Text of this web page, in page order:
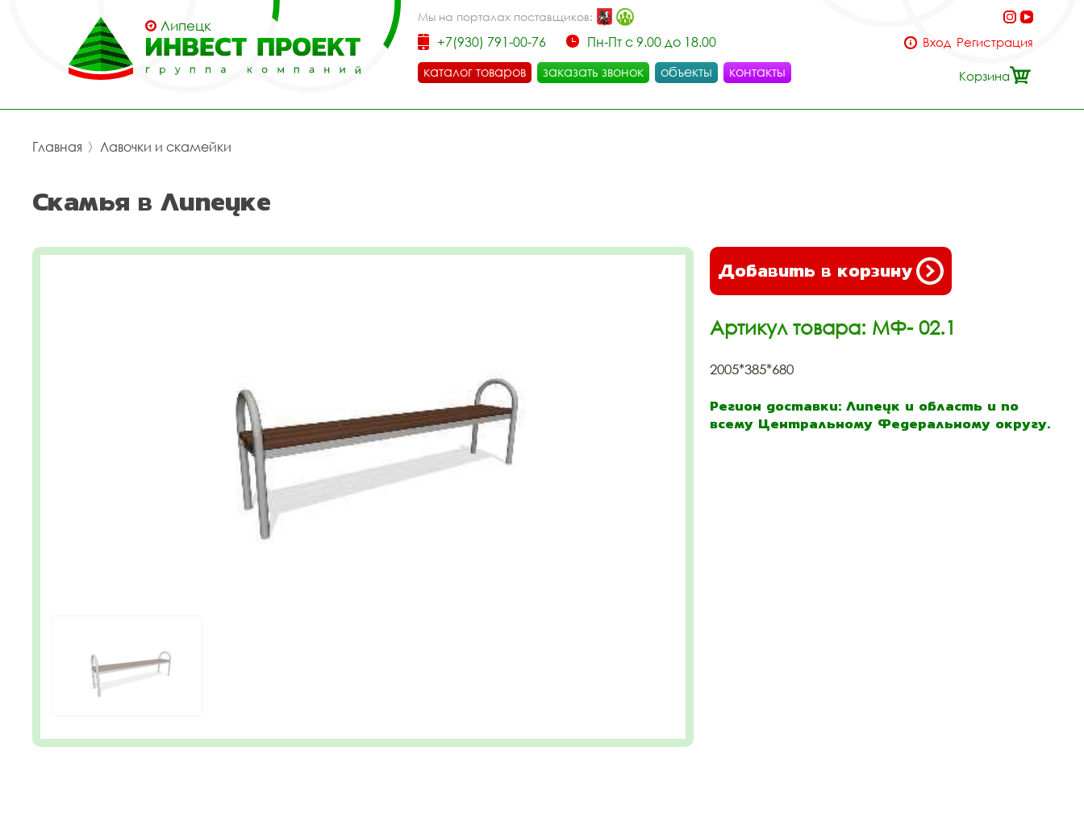
Липецк
Мы на порталах поставщиков:
+7(930) 791-00-76
Пн-Пт с 9.00 до 18.00
каталог товаров
заказать звонок объекты контакты
Вход Регистрация
Корзина
Главная 〉 Лавочки и скамейки
Скамья в Липецке
Добавить в корзину
Артикул товара: МФ- 02.1
2005*385*680
Регион доставки: Липецк и область и по
всему Центральному Федеральному округу.